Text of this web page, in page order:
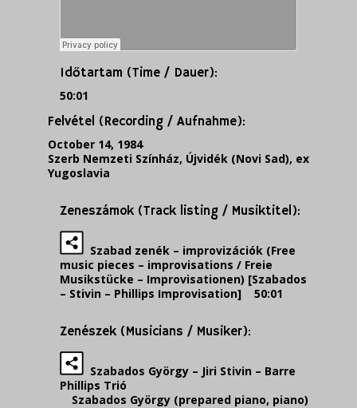
Időtartam (Time / Dauer):
50:01
Felvétel (Recording / Aufnahme):
October 14, 1984
Szerb Nemzeti Színház, Újvidék (Novi Sad), ex
Yugoslavia
Zeneszámok (Track listing / Musiktitel):
Szabad zenék – improvizációk (Free
music pieces – improvisations / Freie
Musikstücke – Improvisationen) [Szabados
– Stivin – Phillips Improvisation] 50:01
Zenészek (Musicians / Musiker):
Szabados György – Jiri Stivin – Barre
Phillips Trió
Szabados György (prepared piano, piano)